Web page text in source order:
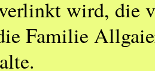
wird, die
Familie